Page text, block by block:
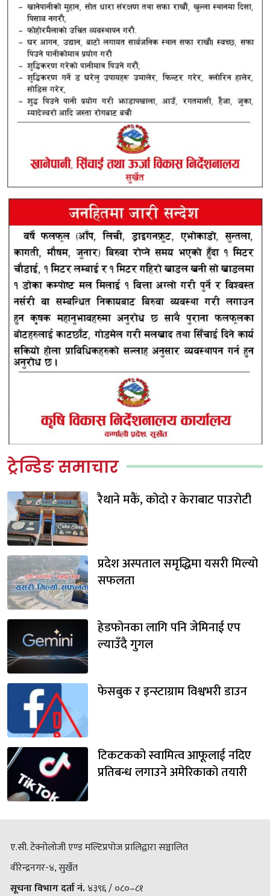
ट्रेन्डिङ समाचार
रैथाने मकैं, कोदो र केराबाट पाउरोटी
प्रदेश अस्पताल समृद्धिमा यसरी मिल्यो
सफलता
हेडफोनका लागि पनि जेमिनाई एप
ल्याउँदै गुगल
फेसबुक र इन्स्टाग्राम विश्वभरी डाउन
टिकटकको स्वामित्व आफूलाई नदिए
प्रतिबन्ध लगाउने अमेरिकाको तयारी
ए.सी. टेक्नोलोजी एण्ड मल्टिप्रपोज प्रालिद्वारा सञ्चालित
वीरेन्द्रनगर-४, सुर्खेत
सूचना विभाग दर्ता नं.४३९६ / ०८०–८१